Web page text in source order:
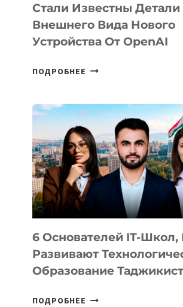
Стали Известны Детали
Внешнего Вида Нового
Устройства От OpenAI
ПОДРОБНЕЕ СТАЛИ
ВНЕШНЕГО
ВИДА
НОВОГО
УСТРОЙСТВА
ОТ
OPENAI
6 Основателей IT-Школ,
Развивают
Образование
ПОДРОБНЕЕ